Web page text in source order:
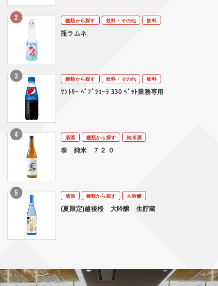
種類から探す 飲料・その他
飲料
瓶ラムネ
種類から探す 飲料・その他
飲料
ｻﾝﾄﾘｰ ﾍﾟﾌﾟｼｺｰﾗ 330 ﾍﾟｯﾄ業務専用
清酒 種類から探す
純米酒
泰 純米 ７２ ０
清酒 種類から探す
大吟醸
(夏限定)越後桜 大吟醸 生貯蔵